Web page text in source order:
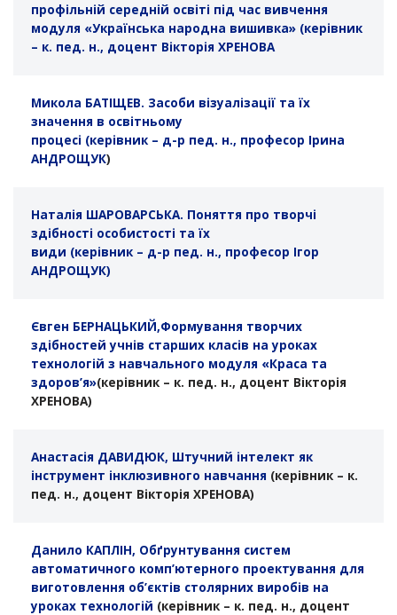
профільній середній освіті під час вивчення
модуля «Українська народна вишивка» (керівник
– к. пед. н., доцент Вікторія ХРЕНОВА
Микола БАТІЩЕВ. Засоби візуалізації та їх
значення в освітньому
процесі (керівник – д-р пед. н., професор Ірина
АНДРОЩУК)
Наталія ШАРОВАРСЬКА. Поняття про творчі
здібності особистості та їх
види (керівник – д-р пед. н., професор Ігор
АНДРОЩУК)
Євген БЕРНАЦЬКИЙ,Формування творчих
здібностей учнів старших класів на уроках
технологій з навчального модуля «Краса та
здоров’я»(керівник – к. пед. н., доцент Вікторія
ХРЕНОВА)
Анастасія ДАВИДЮК, Штучний інтелект як
інструмент інклюзивного навчання (керівник – к.
пед. н., доцент Вікторія ХРЕНОВА)
Данило КАПЛІН, Обґрунтування систем
автоматичного комп’ютерного проектування для
виготовлення об’єктів столярних виробів на
уроках технологій (керівник – к. пед. н., доцент